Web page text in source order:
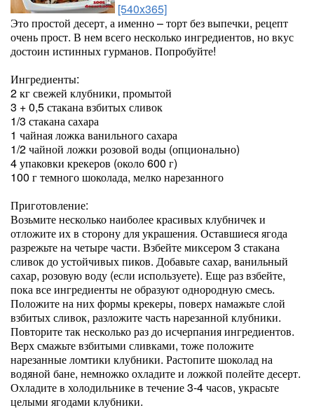
[540x365]
Это простой десерт, а именно – торт без выпечки, рецепт
очень прост. В нем всего несколько ингредиентов, но вкус
достоин истинных гурманов. Попробуйте!
Ингредиенты:
2 кг свежей клубники, промытой
3 + 0,5 стакана взбитых сливок
1/3 стакана сахара
1 чайная ложка ванильного сахара
1/2 чайной ложки розовой воды (опционально)
4 упаковки крекеров (около 600 г)
100 г темного шоколада, мелко нарезанного
Приготовление:
Возьмите несколько наиболее красивых клубничек и
отложите их в сторону для украшения. Оставшиеся ягода
разрежьте на четыре части. Взбейте миксером 3 стакана
сливок до устойчивых пиков. Добавьте сахар, ванильный
сахар, розовую воду (если используете). Еще раз взбейте,
пока все ингредиенты не образуют однородную смесь.
Положите на них формы крекеры, поверх намажьте слой
взбитых сливок, разложите часть нарезанной клубники.
Повторите так несколько раз до исчерпания ингредиентов.
Верх смажьте взбитыми сливками, тоже положите
нарезанные ломтики клубники. Растопите шоколад на
водяной бане, немножко охладите и ложкой полейте десерт.
Охладите в холодильнике в течение 3-4 часов, украсьте
целыми ягодами клубники.